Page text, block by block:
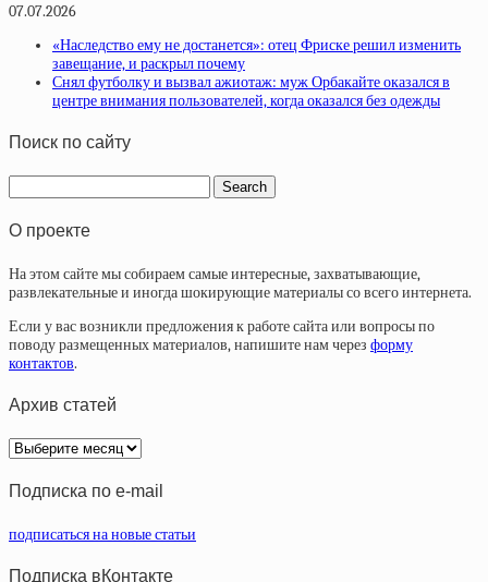
07.07.2026
«Наследство ему не достанется»: отец Фриске решил изменить
завещание, и раскрыл почему
Снял футболку и вызвал ажиотаж: муж Орбакайте оказался в
центре внимания пользователей, когда оказался без одежды
Поиск по сайту
О проекте
На этом сайте мы собираем самые интересные, захватывающие,
развлекательные и иногда шокирующие материалы со всего интернета.
Если у вас возникли предложения к работе сайта или вопросы по
поводу размещенных материалов, напишите нам через форму
контактов.
Архив статей
Архив
статей
Подписка по e-mail
подписаться на новые статьи
Подписка вКонтакте